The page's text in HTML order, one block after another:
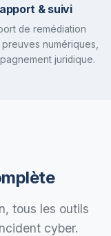
& suivi
de remédiation
numériques,
juridique.
tous les outils
cyber.